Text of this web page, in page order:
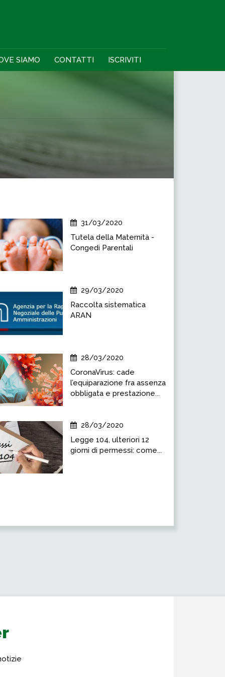
SIAMO CONTATTI ISCRIVITI
31/03/2020
Tutela della Maternità -
Congedi Parentali
29/03/2020
Raccolta sistematica
ARAN
28/03/2020
CoronaVirus: cade
l’equiparazione fra assenza
obbligata e prestazione...
28/03/2020
Legge 104, ulteriori 12
giorni di permessi: come...